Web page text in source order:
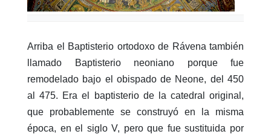
Arriba el Baptisterio ortodoxo de Rávena también
llamado Baptisterio neoniano porque fue
remodelado bajo el obispado de Neone, del 450
al 475. Era el baptisterio de la catedral original,
que probablemente se construyó en la misma
época, en el siglo V, pero que fue sustituida por